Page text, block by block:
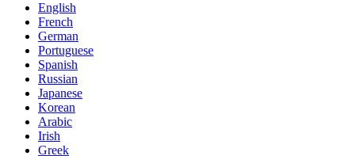
English
French
German
Portuguese
Spanish
Russian
Japanese
Korean
Arabic
Irish
Greek